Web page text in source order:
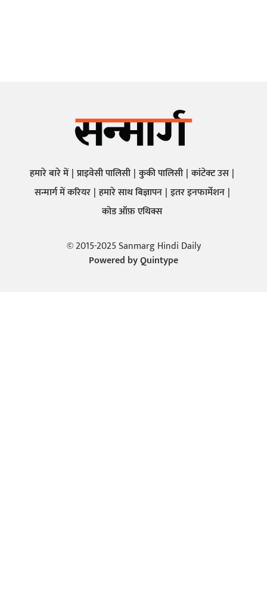
हमारे बारे में प्राइवेसी पालिसी कुकी पालिसी कांटेक्ट उस
सन्मार्ग में करियर हमारे साथ बिज्ञापन इतर इनफार्मेशन
कोड ऑफ़ एथिक्स
© 2015-2025 Sanmarg Hindi Daily
Powered byQuintype